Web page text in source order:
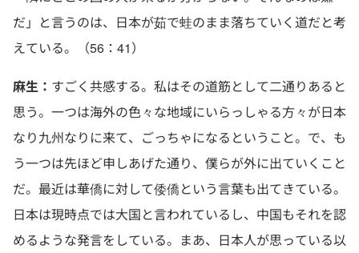
だ」と言うのは、日本が茹で蛙のまま落ちていく道だと考
えている。（56：41）
麻生： すごく共感する。私はその道筋として二通りあると
思う。一つは海外の色々な地域にいらっしゃる方々が日本
なり九州なりに来て、ごっちゃになるということ。で、も
う一つは先ほど申しあげた通り、僕らが外に出ていくこと
だ。最近は華僑に対して倭僑という言葉も出てきている。
日本は現時点では大国と言われているし、中国もそれを認
めるような発言をしている。まあ、日本人が思っている以